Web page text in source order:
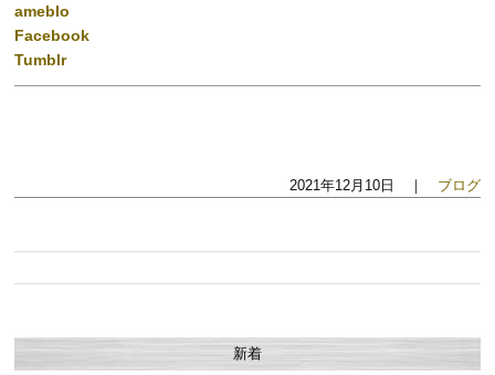
ameblo
Facebook
Tumblr
2021年12月10日 ｜ ブログ
新着